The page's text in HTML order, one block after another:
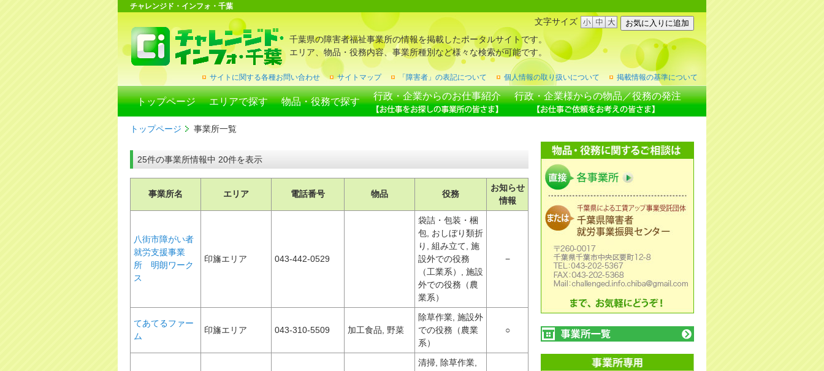
チャレンジド・インフォ・千葉
千葉県の障害者福祉事業所の情報を掲載したポータルサイトです。
エリア、物品・役務内容、事業所種別など様々な検索が可能です。
文字サイズ
サイトに関する各種お問い合わせ サイトマップ 「障害者」の表記について 個人情報の取り扱いについて 掲載情報の基準について
トップページ エリアで探す 物品・役務で探す
行政・企業からのお仕事紹介 行政・企業様からの物品／役務の発注
トップページ 事業所一覧
25件の事業所情報中 20件を表示
事業所名 エリア 電話番号 物品 役務
お知らせ
情報
八街市障がい者
就労支援事業
所 明朗ワーク
ス
印旛エリア 043-442-0529
袋詰・包装・梱
包, おしぼり類折
り, 組み立て, 施
設外での役務
（工業系）, 施設
外での役務（農
業系）
−
てあてるファー
ム
印旛エリア 043-310-5509 加工食品, 野菜
除草作業, 施設外
での役務（農業
系）
○
清掃, 除草作業,